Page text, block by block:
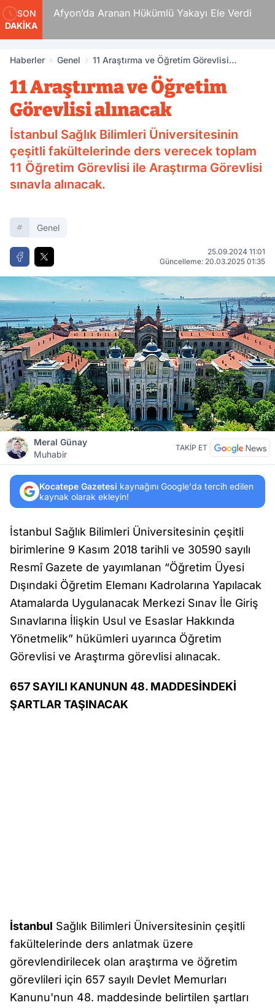
SON
DAKİKA
Afyon’da Aranan Hükümlü Yakayı Ele Verdi
Haberler Genel
11 Araştırma ve Öğretim Görevlisi
11 Araştırma ve Öğretim
Görevlisi alınacak
İstanbul Sağlık Bilimleri Üniversitesinin
çeşitli fakültelerinde ders verecek toplam
11 Öğretim Görevlisi ile Araştırma Görevlisi
sınavla alınacak.
Genel
25.09.2024 11:01
Güncelleme: 20.03.2025 01:35
Meral Günay
Muhabir
TAKİP ET
Kocatepe Gazetesi kaynağını Google'da tercih edilen
kaynak olarak ekleyin!
İstanbul Sağlık Bilimleri Üniversitesinin çeşitli
birimlerine 9 Kasım 2018 tarihli ve 30590 sayılı
Resmî Gazete de yayımlanan “Öğretim Üyesi
Dışındaki Öğretim Elemanı Kadrolarına Yapılacak
Atamalarda Uygulanacak Merkezi Sınav İle Giriş
Sınavlarına İlişkin Usul ve Esaslar Hakkında
Yönetmelik” hükümleri uyarınca Öğretim
Görevlisi ve Araştırma görevlisi alınacak.
657 SAYILI KANUNUN 48. MADDESİNDEKİ
ŞARTLAR TAŞINACAK
İstanbul Sağlık Bilimleri Üniversitesinin çeşitli
fakültelerinde ders anlatmak üzere
görevlendirilecek olan araştırma ve öğretim
görevlileri için 657 sayılı Devlet Memurları
Kanunu'nun 48. maddesinde belirtilen şartları